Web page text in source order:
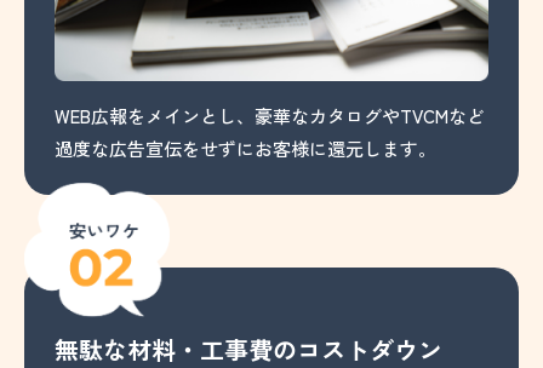
WEB広報をメインとし、豪華なカタログやTVCMなど
過度な広告宣伝をせずにお客様に還元します。
無駄な材料・工事費のコストダウン